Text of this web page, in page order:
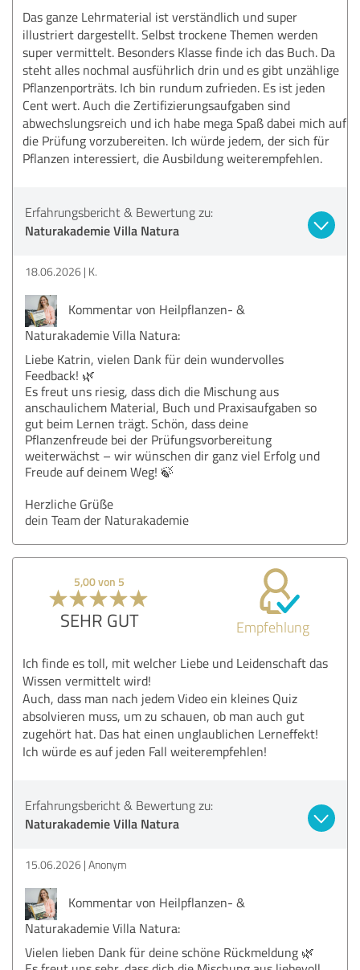
Das ganze Lehrmaterial ist verständlich und super
illustriert dargestellt. Selbst trockene Themen werden
super vermittelt. Besonders Klasse finde ich das Buch. Da
steht alles nochmal ausführlich drin und es gibt unzählige
Pflanzenporträts. Ich bin rundum zufrieden. Es ist jeden
Cent wert. Auch die Zertifizierungsaufgaben sind
abwechslungsreich und ich habe mega Spaß dabei mich auf
die Prüfung vorzubereiten. Ich würde jedem, der sich für
Pflanzen interessiert, die Ausbildung weiterempfehlen.
Erfahrungsbericht & Bewertung zu:
Naturakademie Villa Natura
18.06.2026 K.
Kommentar von Heilpflanzen- &
Naturakademie Villa Natura:
Liebe Katrin, vielen Dank für dein wundervolles
Feedback! 🌿
Es freut uns riesig, dass dich die Mischung aus
anschaulichem Material, Buch und Praxisaufgaben so
gut beim Lernen trägt. Schön, dass deine
Pflanzenfreude bei der Prüfungsvorbereitung
weiterwächst – wir wünschen dir ganz viel Erfolg und
Freude auf deinem Weg! 🍃
Herzliche Grüße
dein Team der Naturakademie
5,00 von 5
SEHR GUT Empfehlung
Ich finde es toll, mit welcher Liebe und Leidenschaft das
Wissen vermittelt wird!
Auch, dass man nach jedem Video ein kleines Quiz
absolvieren muss, um zu schauen, ob man auch gut
zugehört hat. Das hat einen unglaublichen Lerneffekt!
Ich würde es auf jeden Fall weiterempfehlen!
Erfahrungsbericht & Bewertung zu:
Naturakademie Villa Natura
15.06.2026 Anonym
Kommentar von Heilpflanzen- &
Naturakademie Villa Natura:
Vielen lieben Dank für deine schöne Rückmeldung 🌿